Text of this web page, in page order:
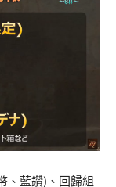
、藍鑽)、回歸組